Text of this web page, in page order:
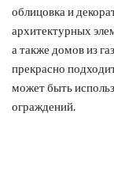
облицовка и
архитектурных
а также домов из
прекрасно
может быть
ограждений.